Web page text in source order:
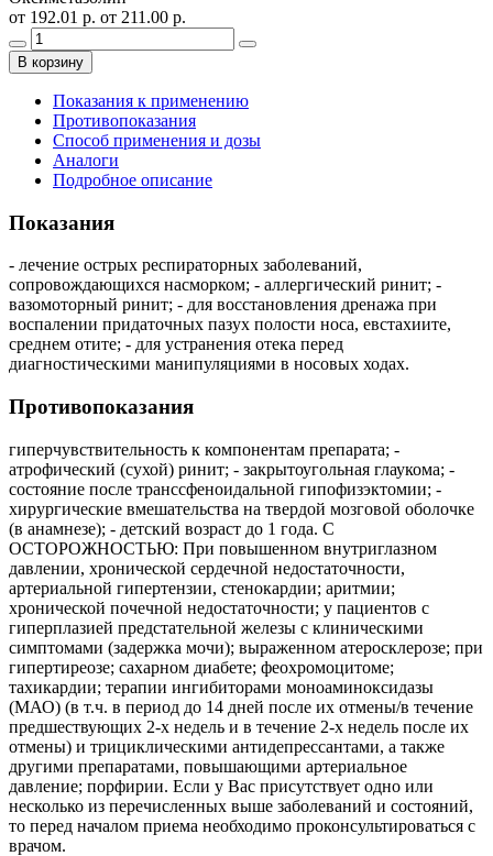
от 192.01 р. от 211.00 р.
В корзину
Показания к применению
Противопоказания
Способ применения и дозы
Аналоги
Подробное описание
Показания
- лечение острых респираторных заболеваний,
сопровождающихся насморком; - аллергический ринит; -
вазомоторный ринит; - для восстановления дренажа при
воспалении придаточных пазух полости носа, евстахиите,
среднем отите; - для устранения отека перед
диагностическими манипуляциями в носовых ходах.
Противопоказания
гиперчувствительность к компонентам препарата; -
атрофический (сухой) ринит; - закрытоугольная глаукома; -
состояние после транссфеноидальной гипофизэктомии; -
хирургические вмешательства на твердой мозговой оболочке
(в анамнезе); - детский возраст до 1 года. С
ОСТОРОЖНОСТЬЮ: При повышенном внутриглазном
давлении, хронической сердечной недостаточности,
артериальной гипертензии, стенокардии; аритмии;
хронической почечной недостаточности; у пациентов с
гиперплазией предстательной железы с клиническими
симптомами (задержка мочи); выраженном атеросклерозе; при
гипертиреозе; сахарном диабете; феохромоцитоме;
тахикардии; терапии ингибиторами моноаминоксидазы
(МАО) (в т.ч. в период до 14 дней после их отмены/в течение
предшествующих 2-х недель и в течение 2-х недель после их
отмены) и трициклическими антидепрессантами, а также
другими препаратами, повышающими артериальное
давление; порфирии. Если у Вас присутствует одно или
несколько из перечисленных выше заболеваний и состояний,
то перед началом приема необходимо проконсультироваться с
врачом.